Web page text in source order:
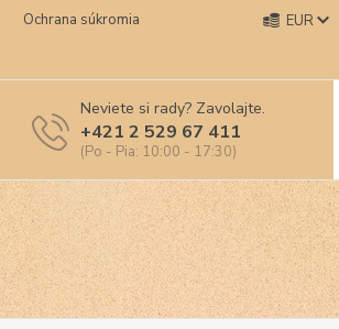
Ochrana súkromia
EUR
Neviete si rady? Zavolajte.
+421 2 529 67 411
(Po - Pia: 10:00 - 17:30)